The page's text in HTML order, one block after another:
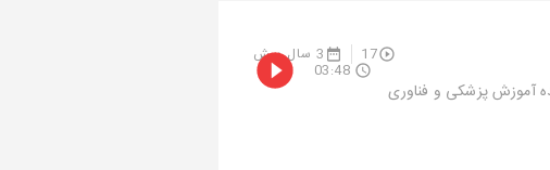
17 3 سال پیش
آموزش پزشکی و فناوری
03:48